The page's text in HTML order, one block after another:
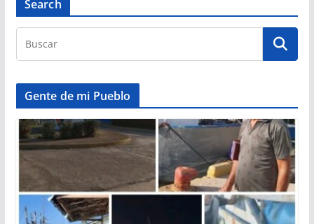
Search
Gente de mi Pueblo